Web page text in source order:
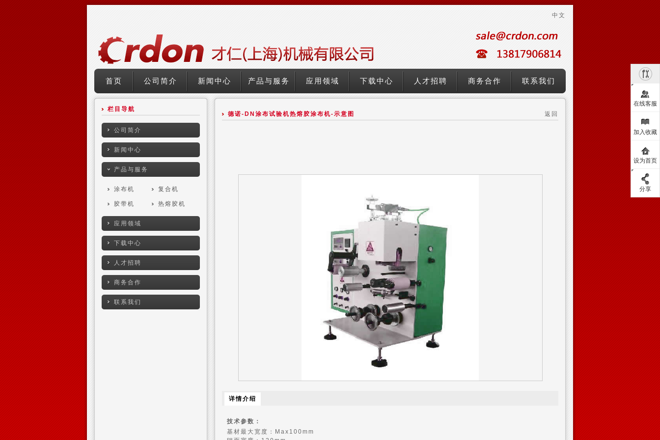
中文
首页 公司简介 新闻中心 产品与服务 应用领域 下载中心 人才招聘 商务合作 联系我们
德诺-DN涂布试验机热熔胶涂布机-示意图 返回
详情介绍
技术参数：
基材最大宽度：Max100mm
栏目导航
公司简介
新闻中心
产品与服务
涂布机 复合机
胶带机 热熔胶机
应用领域
下载中心
人才招聘
商务合作
联系我们
在线客服
加入收藏
设为首页
分享